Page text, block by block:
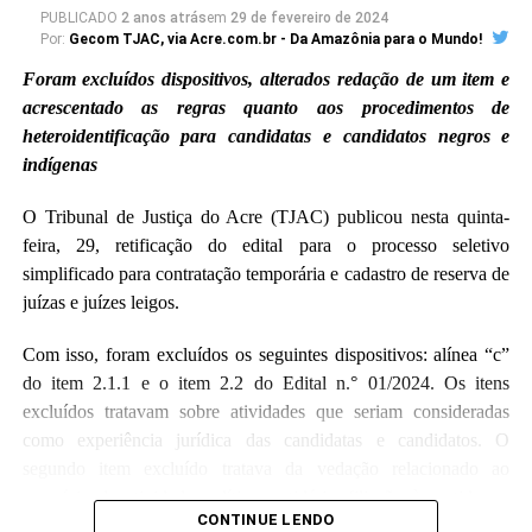
PUBLICADO 2 anos atrásem 29 de fevereiro de 2024
Por: Gecom TJAC, via Acre.com.br - Da Amazônia para o Mundo!
Foram excluídos dispositivos, alterados redação de um item e
acrescentado as regras quanto aos procedimentos de
heteroidentificação para candidatas e candidatos negros e
indígenas
O Tribunal de Justiça do Acre (TJAC) publicou nesta quinta-
feira, 29, retificação do edital para o processo seletivo
simplificado para contratação temporária e cadastro de reserva de
juízas e juízes leigos.
Com isso, foram excluídos os seguintes dispositivos: alínea “c”
do item 2.1.1 e o item 2.2 do Edital n.° 01/2024. Os itens
excluídos tratavam sobre atividades que seriam consideradas
como experiência jurídica das candidatas e candidatos. O
exercício de atividade político-partidária, filiação à partido ou
serem representantes de órgão de classe ou entidade associativa.
CONTINUE LENDO